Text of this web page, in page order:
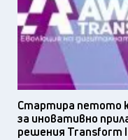
Стартира петото
за иновативно
решения Transform